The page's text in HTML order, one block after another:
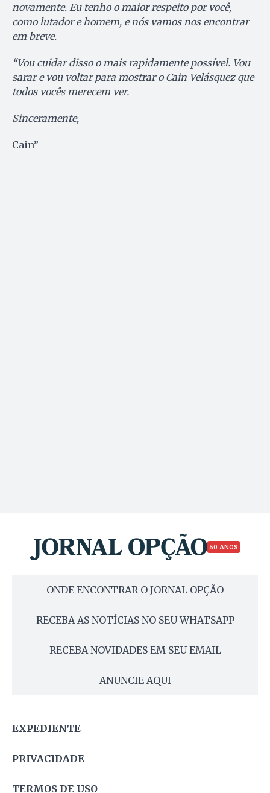
novamente. Eu tenho o maior respeito por você,
como lutador e homem, e nós vamos nos encontrar
em breve.
“Vou cuidar disso o mais rapidamente possível. Vou
sarar e vou voltar para mostrar o Cain Velásquez que
todos vocês merecem ver.
Sinceramente,
Cain”
50 ANOS
ONDE ENCONTRAR O JORNAL OPÇÃO
RECEBA AS NOTÍCIAS NO SEU WHATSAPP
RECEBA NOVIDADES EM SEU EMAIL
ANUNCIE AQUI
EXPEDIENTE
PRIVACIDADE
TERMOS DE USO